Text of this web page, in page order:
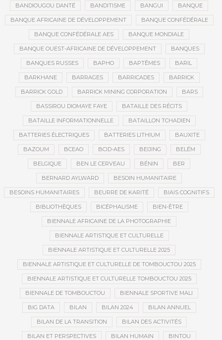
BANDIOUGOU DANTÉ BANDITISME BANGUI BANQUE
BANQUE AFRICAINE DE DÉVELOPPEMENT BANQUE CONFÉDÉRALE
BANQUE CONFÉDÉRALE AES BANQUE MONDIALE
BANQUE OUEST-AFRICAINE DE DÉVELOPPEMENT BANQUES
BANQUES RUSSES BAPHO BAPTÊMES BARIL
BARKHANE BARRAGES BARRICADES BARRICK
BARRICK GOLD BARRICK MINING CORPORATION BARS
BASSIROU DIOMAYE FAYE BATAILLE DES RÉCITS
BATAILLE INFORMATIONNELLE BATAILLON TCHADIEN
BATTERIES ÉLECTRIQUES BATTERIES LITHIUM BAUXITE
BAZOUM BCEAO BCID-AES BEIJING BELÉM
BELGIQUE BEN LE CERVEAU BÉNIN BER
BERNARD AYLWARD BESOIN HUMANITAIRE
BESOINS HUMANITAIRES BEURRE DE KARITÉ BIAIS COGNITIFS
BIBLIOTHÈQUES BICÉPHALISME BIEN-ÊTRE
BIENNALE AFRICAINE DE LA PHOTOGRAPHIE
BIENNALE ARTISTIQUE ET CULTURELLE
BIENNALE ARTISTIQUE ET CULTURELLE 2025
BIENNALE ARTISTIQUE ET CULTURELLE DE TOMBOUCTOU 2025
BIENNALE ARTISTIQUE ET CULTURELLE TOMBOUCTOU 2025
BIENNALE DE TOMBOUCTOU BIENNALE SPORTIVE MALI
BIG DATA BILAN BILAN 2024 BILAN ANNUEL
BILAN DE LA TRANSITION BILAN DES ACTIVITÉS
BILAN ET PERSPECTIVES BILAN HUMAIN BINTOU